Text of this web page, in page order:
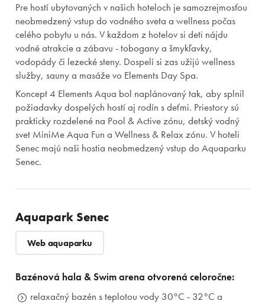
Pre hostí ubytovaných v našich hoteloch je samozrejmosťou
neobmedzený vstup do vodného sveta a wellness počas
celého pobytu u nás. V každom z hotelov si deti nájdu
vodné atrakcie a zábavu - tobogany a šmykľavky,
vodopády či lezecké steny. Dospelí si zas užijú wellness
služby, sauny a masáže vo Elements Day Spa.
Koncept 4 Elements Aqua bol naplánovaný tak, aby splnil
požiadavky dospelých hostí aj rodín s deťmi. Priestory sú
prakticky rozdelené na Pool & Active zónu, detský vodný
svet MiniMe Aqua Fun a Wellness & Relax zónu. V hoteli
Senec majú naši hostia neobmedzený vstup do Aquaparku
Senec.
Aquapark Senec
Web aquaparku
Bazénová hala & Swim arena otvorená celoročne:
relaxačný bazén s teplotou vody 30°C - 32°C a